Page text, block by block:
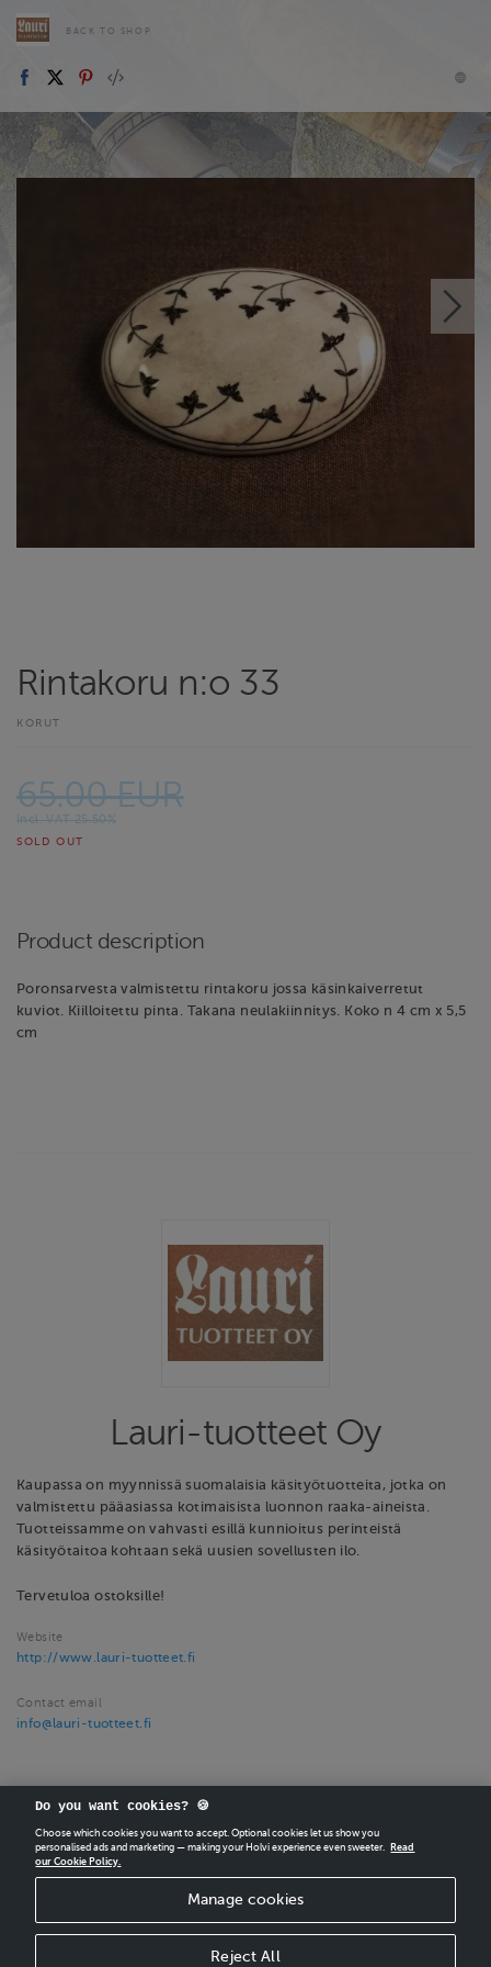
BACK TO SHOP
Rintakoru n:o 33
KORUT
65.00 EUR
Incl. VAT 25.50%
SOLD OUT
Product description
Poronsarvesta valmistettu rintakoru jossa käsinkaiverretut
kuviot. Kiilloitettu pinta. Takana neulakiinnitys. Koko n 4 cm x 5,5
cm
Lauri-tuotteet Oy
Kaupassa on myynnissä suomalaisia käsityötuotteita, jotka on
valmistettu pääasiassa kotimaisista luonnon raaka-aineista.
Tuotteissamme on vahvasti esillä kunnioitus perinteistä
käsityötaitoa kohtaan sekä uusien sovellusten ilo.
Tervetuloa ostoksille!
Website
http://www.lauri-tuotteet.fi
Contact email
info@lauri-tuotteet.fi
CREATEYOUR OWN HOLVI ONLINE STORE IN MINUTES.
Do you want cookies? 🍪
Choose which cookies you want to accept. Optional cookies let us show you
personalised ads and marketing — making your Holvi experience even sweeter.
Read
our Cookie Policy.
Manage cookies
Reject All